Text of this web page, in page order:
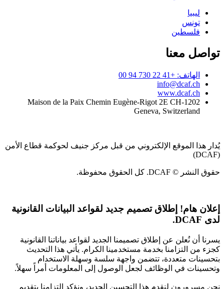
ليبيا
تونس
فلسطين
تواصل معنا
الهاتف: +41 22 730 94 00
info@dcaf.ch
www.dcaf.ch
Maison de la Paix Chemin Eugène-Rigot 2E CH-1202
Geneva, Switzerland
يُدار هذا الموقع الإلكتروني من قبل مركز جنيف لحوكمة قطاع الأمن
(DCAF)
حقوق النشر © DCAF. كل الحقوق محفوظة.
إعلان هام! إطلاق تصميم جديد لقواعد البيانات القانونية
لدى DCAF.
يسرنا أن نُعلن عن إطلاق تصميمنا الجديد لقواعد بياناتنا القانونية
كجزء من التزامنا بخدمة مستخدمينا الكرام. يأتي هذا التحديث
بتحسينات متعددة، تتضمن واجهة سلسة وسهلة الاستخدام
وتحسينات في الوظائف لجعل الوصول إلى المعلومات أمراً سهلاً.
نحن مسرورون لنقدم هذا التحسين الجديد، ونؤكد التزامنا بتقديم